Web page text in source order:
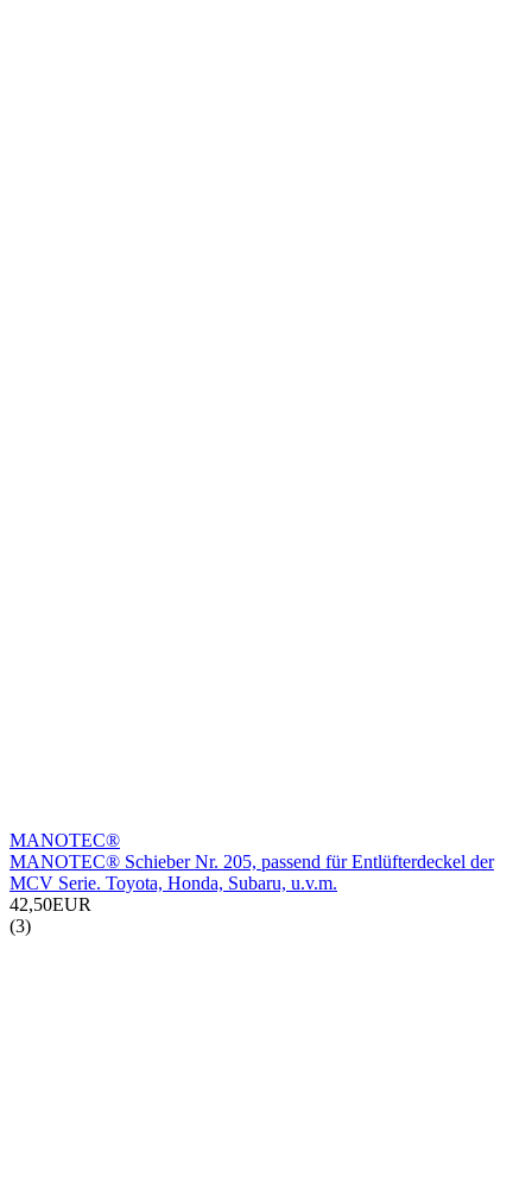
MANOTEC®
MANOTEC® Schieber Nr. 205, passend für Entlüfterdeckel der
MCV Serie. Toyota, Honda, Subaru, u.v.m.
42,50EUR
(3)